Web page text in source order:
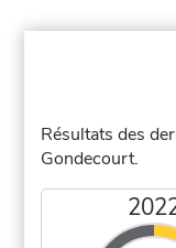
Résultats des
Gondecourt.